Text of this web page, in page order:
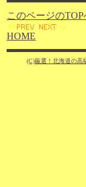
このページのTOP
HOME
(C)厳選！北海道の高